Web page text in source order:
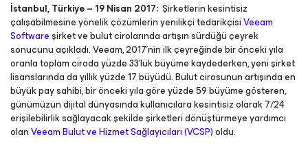
İstanbul, Türkiye – 19 Nisan 2017: Şirketlerin kesintisiz
çalışabilmesine yönelik çözümlerin yenilikçi tedarikçisiVeeam
Softwareşirket ve bulut cirolarında artışın sürdüğü çeyrek
sonucunu açıkladı. Veeam, 2017’nin ilk çeyreğinde bir önceki yıla
oranla toplam ciroda yüzde 33’lük büyüme kaydederken, yeni şirket
lisanslarında da yıllık yüzde 17 büyüdü. Bulut cirosunun artışında en
büyük pay sahibi, bir önceki yıla göre yüzde 59 büyüme gösteren,
günümüzün dijital dünyasında kullanıcılara kesintisiz olarak 7/24
erişilebilirlik sağlayacak şekilde şirketleri dönüştürmeye yardımcı
olanVeeam Bulut ve Hizmet Sağlayıcıları (VCSP)oldu.